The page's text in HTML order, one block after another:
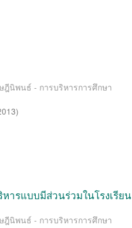
ฎีนิพนธ์ - การบริหารการศึกษา
)
ารแบบมีส่วนร่วมในโรงเรียน
ฎีนิพนธ์ - การบริหารการศึกษา